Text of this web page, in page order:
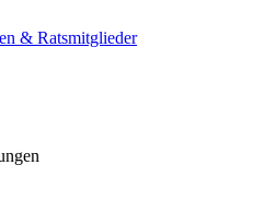
& Ratsmitglieder